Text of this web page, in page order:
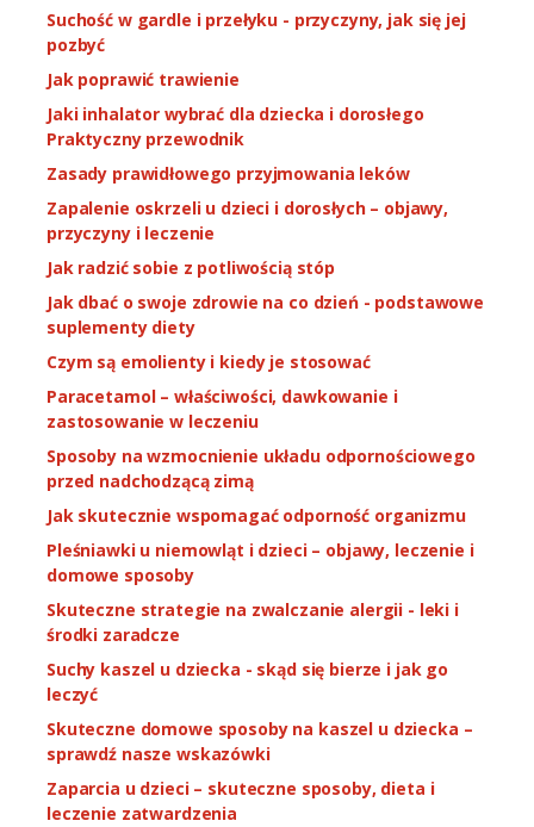
Suchość w gardle i przełyku - przyczyny, jak się jej
pozbyć
Jak poprawić trawienie
Jaki inhalator wybrać dla dziecka i dorosłego
Praktyczny przewodnik
Zasady prawidłowego przyjmowania leków
Zapalenie oskrzeli u dzieci i dorosłych – objawy,
przyczyny i leczenie
Jak radzić sobie z potliwością stóp
Jak dbać o swoje zdrowie na co dzień - podstawowe
suplementy diety
Czym są emolienty i kiedy je stosować
Paracetamol – właściwości, dawkowanie i
zastosowanie w leczeniu
Sposoby na wzmocnienie układu odpornościowego
przed nadchodzącą zimą
Jak skutecznie wspomagać odporność organizmu
Pleśniawki u niemowląt i dzieci – objawy, leczenie i
domowe sposoby
Skuteczne strategie na zwalczanie alergii - leki i
środki zaradcze
Suchy kaszel u dziecka - skąd się bierze i jak go
leczyć
Skuteczne domowe sposoby na kaszel u dziecka –
sprawdź nasze wskazówki
Zaparcia u dzieci – skuteczne sposoby, dieta i
leczenie zatwardzenia